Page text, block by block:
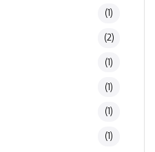
(1)
(2)
(1)
(1)
(1)
(1)